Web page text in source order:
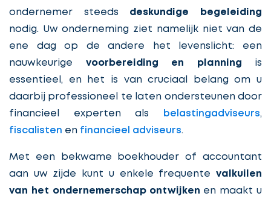
ondernemer steeds deskundige begeleiding
nodig. Uw onderneming ziet namelijk niet van de
ene dag op de andere het levenslicht: een
nauwkeurige voorbereiding en planning is
essentieel, en het is van cruciaal belang om u
daarbij professioneel te laten ondersteunen door
financieel experten als
belastingadviseurs,
fiscalisten en financieel adviseurs.
Met een bekwame boekhouder of accountant
aan uw zijde kunt u enkele frequente valkuilen
van het ondernemerschap ontwijken en maakt u